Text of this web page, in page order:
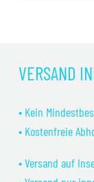
VERSAND
• Kein
• Kostenfreie
• Versand auf